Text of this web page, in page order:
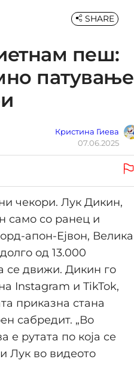
пеш:
патување
Кристина Гиева
07.06.2025
SHARE
чекори. Лук Дикин,
само со ранец и
апон-Ејвон, Велика
од 13.000
се движи. Дикин го
Instagram и TikTok,
приказна стана
сабредит. „Во
рутата по која се
Лук во видеото